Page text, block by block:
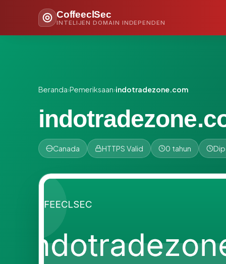
CoffeeclSec
INTELIJEN DOMAIN INDEPENDEN
Beranda›Pemeriksaan›indotradezone.com
Canada HTTPS Valid 0 tahun